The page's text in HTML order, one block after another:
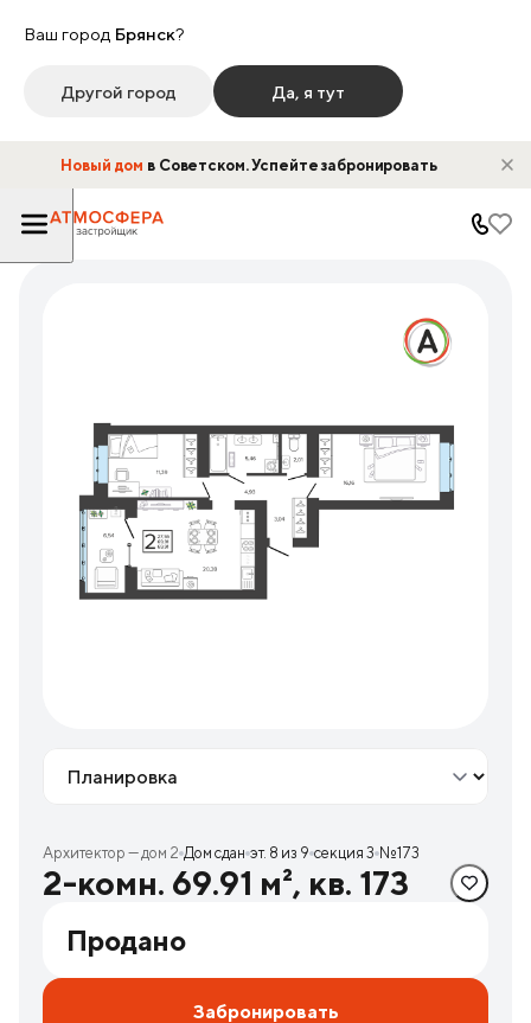
Ваш город Брянск?
Другой город Да, я тут
Новый дом в Советском. Успейте забронировать
Архитектор — дом 2 Дом сдан эт. 8 из 9 секция 3 №173
2-комн. 69.91 м², кв. 173
Продано
Забронировать